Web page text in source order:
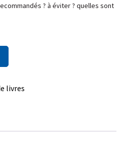
? à éviter ? quelles sont
livres